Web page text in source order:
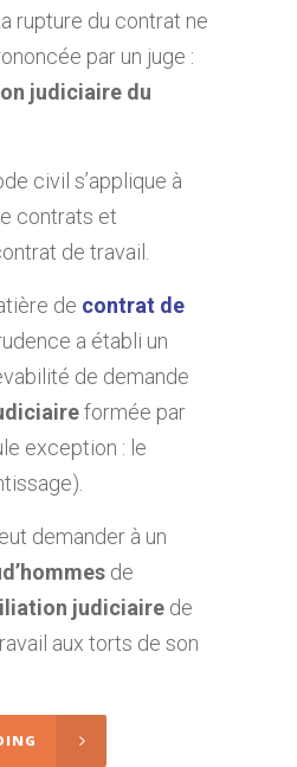
rupture du contrat ne
par un juge :
judiciaire du
civil s’applique à
contrats et
de travail.
de contrat de
a établi un
de demande
formée par
exception : le
demander à un
de
judiciaire de
aux torts de son